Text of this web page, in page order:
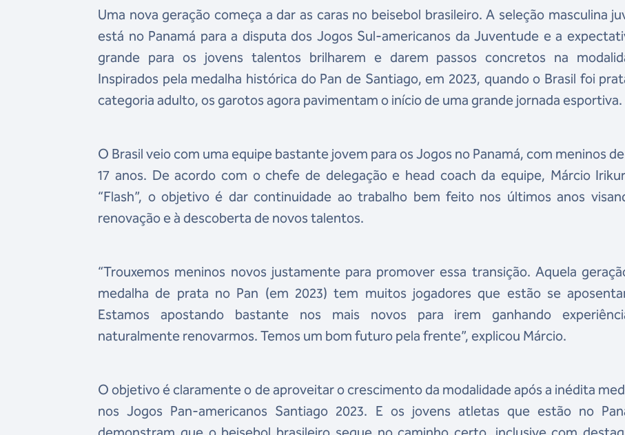
Uma nova geração começa a dar as caras no beisebol brasileiro. A seleção masculina
está no Panamá para a disputa dos Jogos Sul-americanos da Juventude e a
grande para os jovens talentos brilharem e darem passos concretos na
Inspirados pela medalha histórica do Pan de Santiago, em 2023, quando o Brasil foi
categoria adulto, os garotos agora pavimentam o início de uma grande jornada esportiva.
O Brasil veio com uma equipe bastante jovem para os Jogos no Panamá, com meninos de
17 anos. De acordo com o chefe de delegação e head coach da equipe, Márcio
“Flash”, o objetivo é dar continuidade ao trabalho bem feito nos últimos anos
renovação e à descoberta de novos talentos.
“Trouxemos meninos novos justamente para promover essa transição. Aquela
medalha de prata no Pan (em 2023) tem muitos jogadores que estão se
Estamos apostando bastante nos mais novos para irem ganhando
naturalmente renovarmos. Temos um bom futuro pela frente”, explicou Márcio.
O objetivo é claramente o de aproveitar o crescimento da modalidade após a inédita
nos Jogos Pan-americanos Santiago 2023. E os jovens atletas que estão no